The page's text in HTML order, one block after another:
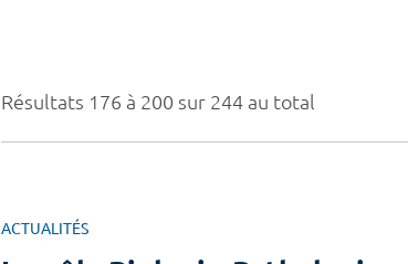
Résultats 176 à 200 sur 244 au total
ACTUALITÉS